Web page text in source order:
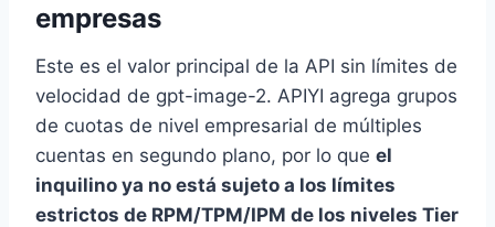
empresas
Este es el valor principal de la API sin límites de
velocidad de gpt-image-2. APIYI agrega grupos
de cuotas de nivel empresarial de múltiples
cuentas en segundo plano, por lo que el
inquilino ya no está sujeto a los límites
estrictos de RPM/TPM/IPM de los niveles Tier